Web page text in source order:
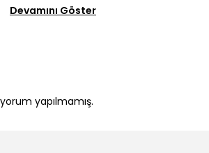
Devamını Göster
yapılmamış.